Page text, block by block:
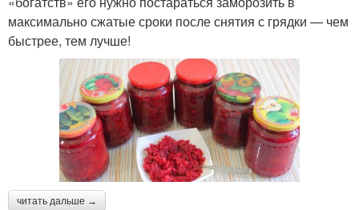
максимально сжатые сроки после снятия с грядки — чем
быстрее, тем лучше!
читать дальше →